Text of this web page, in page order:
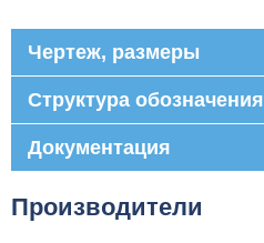
Чертеж, размеры
Структура обозначения
Документация
Производители